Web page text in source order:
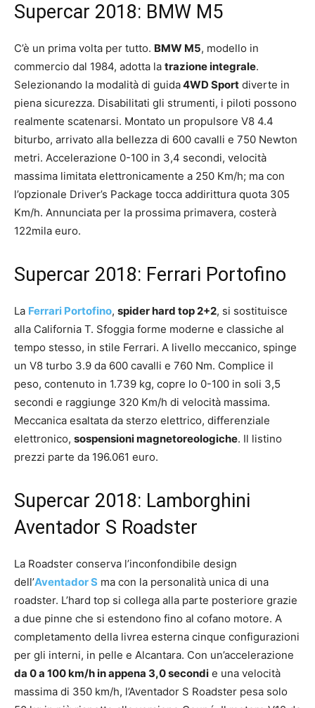
Supercar 2018: BMW M5
C’è un prima volta per tutto. BMW M5, modello in
commercio dal 1984, adotta la trazione integrale.
Selezionando la modalità di guida4WD Sport diverte in
piena sicurezza. Disabilitati gli strumenti, i piloti possono
realmente scatenarsi. Montato un propulsore V8 4.4
biturbo, arrivato alla bellezza di 600 cavalli e 750 Newton
metri. Accelerazione 0-100 in 3,4 secondi, velocità
massima limitata elettronicamente a 250 Km/h; ma con
l’opzionale Driver’s Package tocca addirittura quota 305
Km/h. Annunciata per la prossima primavera, costerà
122mila euro.
Supercar 2018: Ferrari Portofino
La Ferrari Portofino, spider hard top 2+2, si sostituisce
alla California T. Sfoggia forme moderne e classiche al
tempo stesso, in stile Ferrari. A livello meccanico, spinge
un V8 turbo 3.9 da 600 cavalli e 760 Nm. Complice il
peso, contenuto in 1.739 kg, copre lo 0-100 in soli 3,5
secondi e raggiunge 320 Km/h di velocità massima.
Meccanica esaltata da sterzo elettrico, differenziale
elettronico, sospensioni magnetoreologiche. Il listino
prezzi parte da 196.061 euro.
Supercar 2018: Lamborghini
Aventador S Roadster
La Roadster conserva l’inconfondibile design
dell’Aventador S ma con la personalità unica di una
roadster. L’hard top si collega alla parte posteriore grazie
a due pinne che si estendono fino al cofano motore. A
completamento della livrea esterna cinque configurazioni
per gli interni, in pelle e Alcantara. Con un’accelerazione
da 0 a 100 km/h in appena 3,0 secondi e una velocità
massima di 350 km/h, l’Aventador S Roadster pesa solo